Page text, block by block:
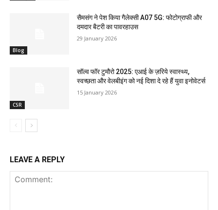
Blog
सैमसंग ने पेश किया गैलेक्सी A07 5G: फोटोग्राफी और
दमदार बैटरी का पावरहाउस
29 January 2026
CSR
सॉल्व फॉर टुमौरो 2025: एआई के ज़रिये स्वास्थ्य,
स्वच्छता और वेलबीइंग को नई दिशा दे रहे हैं युवा इनोवेटर्स
15 January 2026
LEAVE A REPLY